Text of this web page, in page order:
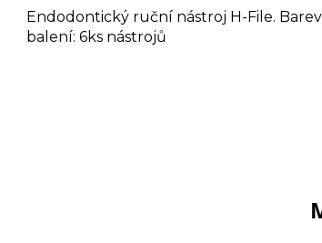
Endodontický ruční nástroj H-File.
balení: 6ks nástrojů